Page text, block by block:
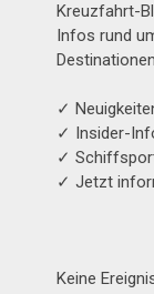
Kreuzfahrt-
Infos rund
✓
✓ Insider-
✓
✓ Jetzt
Keine